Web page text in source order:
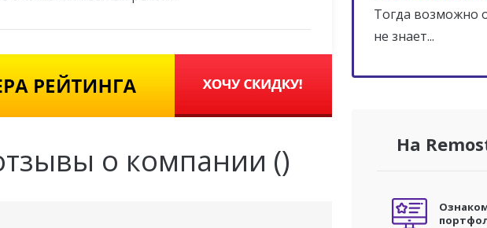
о компании ()
Тогда возможно
не знает...
На